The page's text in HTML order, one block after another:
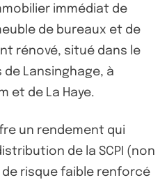
immédiat de
de bureaux et de
rénové, situé dans le
Lansinghage, à
et de La Haye.
un rendement qui
de la SCPI (non
risque faible renforcé